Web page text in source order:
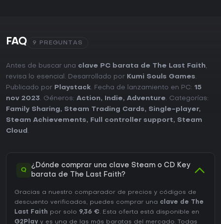
FAQ 9 PREGUNTAS
Antes de buscar una clave PC barata de The Last Faith,
revisa lo esencial. Desarrollado por Kumi Souls Games.
Publicado por Playstack. Fecha de lanzamiento en PC: 15
nov 2023. Géneros: Action, Indie, Adventure. Categorías:
Family Sharing, Steam Trading Cards, Single-player,
Steam Achievements, Full controller support, Steam
Cloud .
Q
¿Dónde comprar una clave Steam o CD Key
barata de The Last Faith?
Gracias a nuestro comparador de precios y códigos de
descuento verificados, puedes comprar una clave de The
Last Faith por solo 9,36 €. Esta oferta está disponible en
G2Play y es una de las más baratas del mercado. Todas